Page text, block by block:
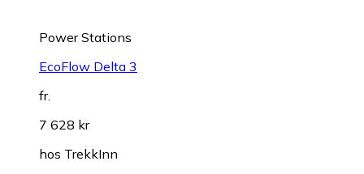
Power Stations
EcoFlow Delta 3
fr.
7 628 kr
hos TrekkInn